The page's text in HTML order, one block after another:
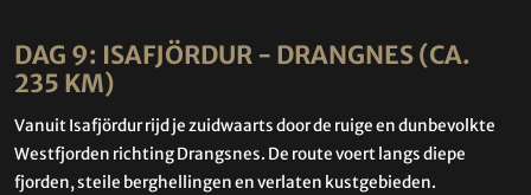
DAG 9: ISAFJÖRDUR - DRANGNES (CA.
235 KM)
Vanuit Isafjördur rijd je zuidwaarts door de ruige en dunbevolkte
Westfjorden richting Drangsnes. De route voert langs diepe
fjorden, steile berghellingen en verlaten kustgebieden.